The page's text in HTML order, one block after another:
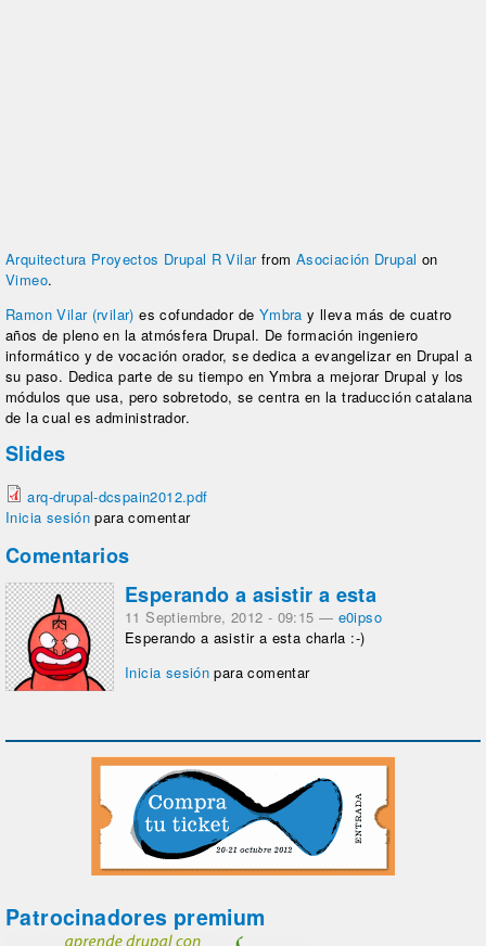
Arquitectura Proyectos Drupal R Vilarfrom Asociación Drupal on
Vimeo.
Ramon Vilar (rvilar) es cofundador de Ymbra y lleva más de cuatro
años de pleno en la atmósfera Drupal. De formación ingeniero
informático y de vocación orador, se dedica a evangelizar en Drupal a
su paso. Dedica parte de su tiempo en Ymbra a mejorar Drupal y los
módulos que usa, pero sobretodo, se centra en la traducción catalana
de la cual es administrador.
Slides
arq-drupal-dcspain2012.pdf
Inicia sesión para comentar
Comentarios
Esperando a asistir a esta
11 Septiembre, 2012 - 09:15 — e0ipso
Esperando a asistir a esta charla :-)
Inicia sesión para comentar
Patrocinadores premium